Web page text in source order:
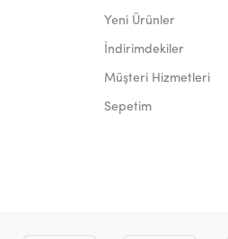
Yeni Ürünler
İndirimdekiler
Müşteri Hizmetleri
Sepetim